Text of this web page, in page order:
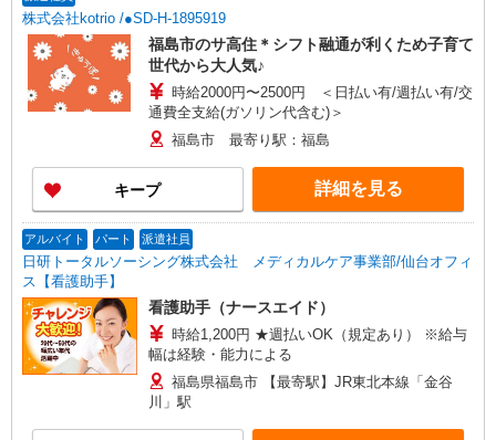
株式会社kotrio /●SD-H-1895919
福島市のサ高住＊シフト融通が利くため子育て
世代から大人気♪
時給2000円〜2500円 ＜日払い有/週払い有/交
通費全支給(ガソリン代含む)＞
福島市 最寄り駅：福島
キープ 詳細を見る
アルバイト パート 派遣社員
日研トータルソーシング株式会社 メディカルケア事業部/仙台オフィ
ス【看護助手】
看護助手（ナースエイド）
時給1,200円 ★週払いOK（規定あり） ※給与
幅は経験・能力による
福島県福島市 【最寄駅】JR東北本線「金谷
川」駅